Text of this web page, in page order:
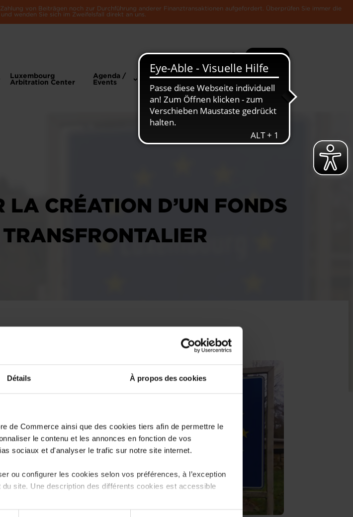
Détails À propos des cookies
de Commerce ainsi que des cookies tiers afin de permettre le
le contenu et les annonces en fonction de vos
sociaux et d'analyser le trafic sur notre site internet.
ou configurer les cookies selon vos préférences, à l’exception
site. Une description des différents cookies est accessible
von Beiträgen noch zur Durchführung anderer Finanztransaktionen aufgefordert. Überprüfen Sie immer die
wenden Sie sich im Zweifelsfall direkt an uns.
Suche Mehr
Luxembourg
Arbitration Center
Agenda /
Events
News &
Die Luxemburger
CRÉATION D’UN FONDS